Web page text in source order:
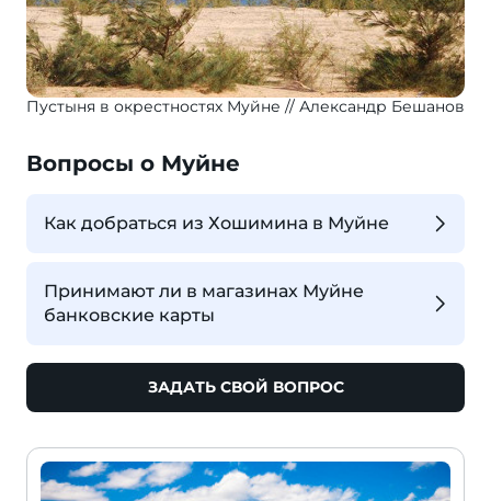
Пустыня в окрестностях Муйне Александр Бешанов
Вопросы о Муйне
Как добраться из Хошимина в Муйне
Принимают ли в магазинах Муйне
банковские карты
ЗАДАТЬ СВОЙ ВОПРОС